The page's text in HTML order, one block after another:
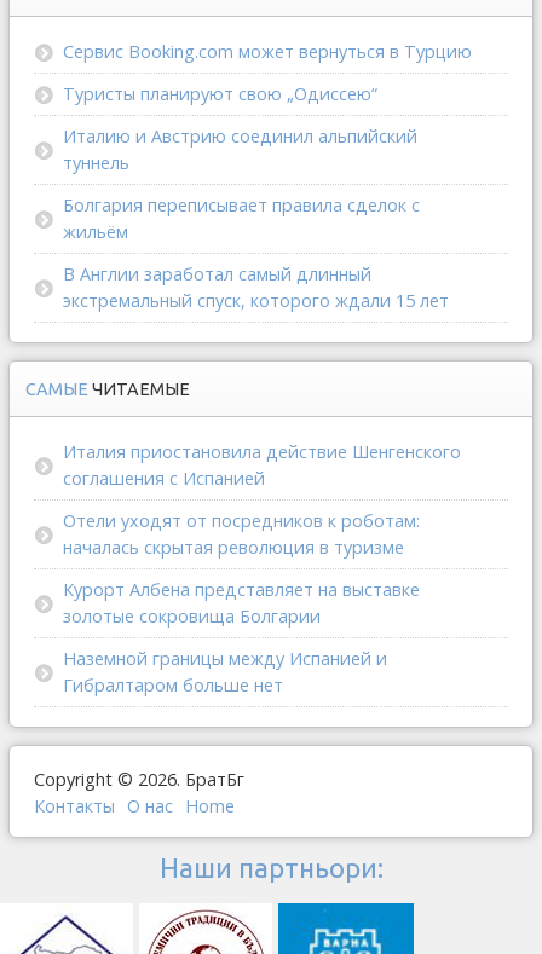
Сервис Booking.com может вернуться в Турцию
Туристы планируют свою „Одиссею“
Италию и Австрию соединил альпийский
туннель
Болгария переписывает правила сделок с
жильём
В Англии заработал самый длинный
экстремальный спуск, которого ждали 15 лет
САМЫЕ ЧИТАЕМЫЕ
Италия приостановила действие Шенгенского
соглашения с Испанией
Отели уходят от посредников к роботам:
началась скрытая революция в туризме
Курорт Албена представляет на выставке
золотые сокровища Болгарии
Наземной границы между Испанией и
Гибралтаром больше нет
Copyright © 2026. БратБг
Контакты
О наc Home
Наши партньори: